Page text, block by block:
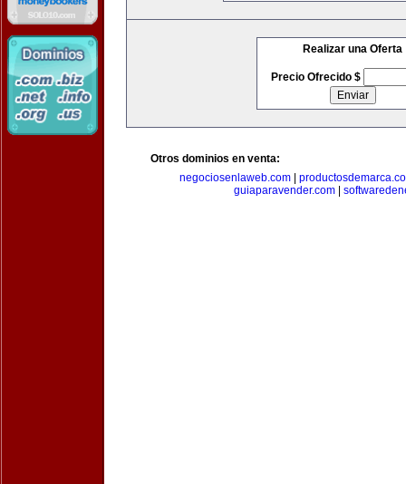
Realizar una Oferta
Precio Ofrecido $
Otros dominios en venta:
negociosenlaweb.com
guiaparavender.com|